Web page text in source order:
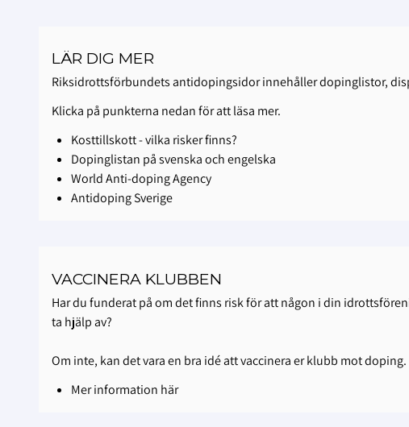
LÄR DIG MER
Riksidrottsförbundets antidopingsidor innehåller dopinglistor,
Klicka på punkterna nedan för att läsa mer.
Kosttillskott - vilka risker finns?
Dopinglistan på svenska och engelska
World Anti-doping Agency
Antidoping Sverige
VACCINERA KLUBBEN
Har du funderat på om det finns risk för att någon i din
ta hjälp av?
Om inte, kan det vara en bra idé att vaccinera er klubb mot
Mer information här